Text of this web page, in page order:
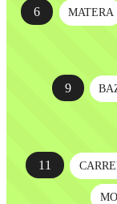
6 MATERA
9
11